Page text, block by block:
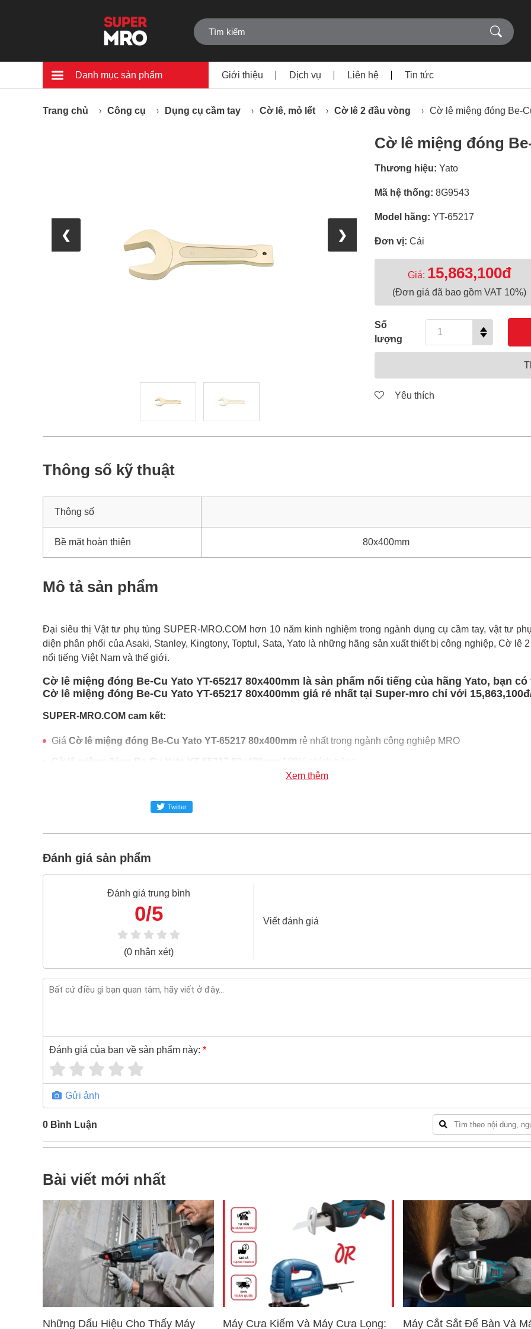
Danh mục sản phẩm Giới thiệu Dịch vụ Liên hệ Tin tức
Trang chủ Công cụ Dụng cụ cầm tay Cờ lê, mỏ lết Cờ lê 2 đầu vòng Cờ lê miệng đóng Be-
❮ ❯
Cờ lê miệng đóng
Thương hiệu: Yato
Mã hệ thống: 8G9543
Model hãng: YT-65217
Đơn vị: Cái
Giá: 15,863,100đ
(Đơn giá đã bao gồm VAT 10%)
Số
lượng
Yêu thích
Thông số kỹ thuật
Thông số
Bề mặt hoàn thiện 80x400mm
Mô tả sản phẩm
Đại siêu thị Vật tư phụ tùng SUPER-MRO.COM hơn 10 năm kinh nghiệm trong ngành dụng cụ cầm tay, vật tư
diện phân phối của Asaki, Stanley, Kingtony, Toptul, Sata, Yato là những hãng sản xuất thiết bị công nghiệp, Cờ lê
nổi tiếng Việt Nam và thế giới.
Cờ lê miệng đóng Be-Cu Yato YT-65217 80x400mm là sản phẩm nổi tiếng của hãng Yato, bạn có
Cờ lê miệng đóng Be-Cu Yato YT-65217 80x400mm giá rẻ nhất tại Super-mro chỉ với
SUPER-MRO.COM cam kết:
Giá Cờ lê miệng đóng Be-Cu Yato YT-65217 80x400mm rẻ nhất trong ngành công nghiệp MRO
Bao 1 đổi 1 trong 24 giờ
Xem thêm
Twitter
Đánh giá sản phẩm
Đánh giá trung bình
0/5
(0 nhận xét)
Viết đánh giá
Đánh giá của bạn về sản phẩm này: *
Gửi ảnh
0 Bình Luận
Bài viết mới nhất
Những Dấu Hiệu Cho Thấy Máy
Máy Cưa Kiếm Và Máy Cưa Lọng:
Máy Cắt Sắt Để Bàn Và